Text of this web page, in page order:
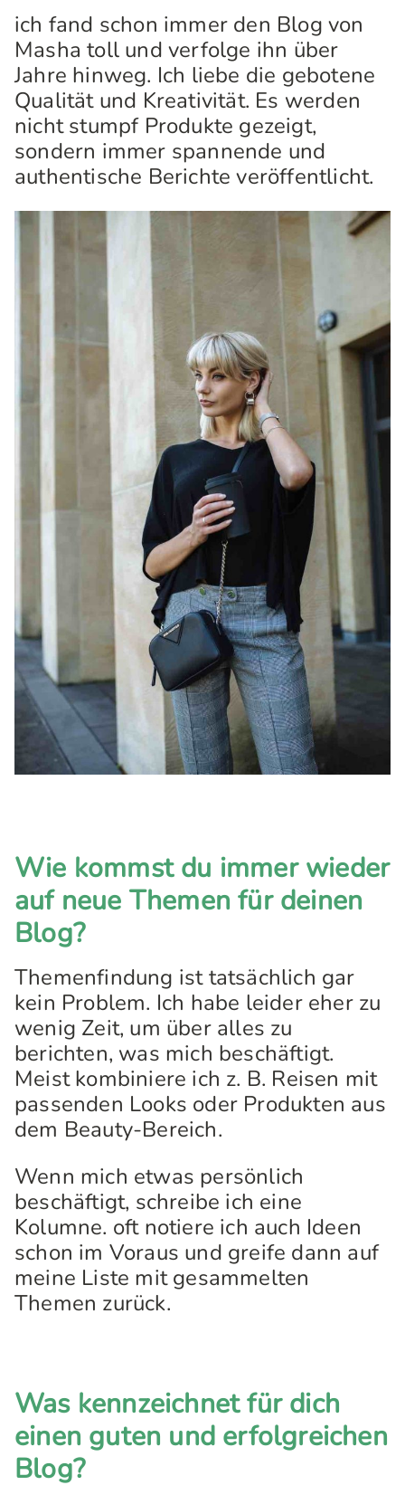
ich fand schon immer den Blog von
Masha toll und verfolge ihn über
Jahre hinweg. Ich liebe die gebotene
Qualität und Kreativität. Es werden
nicht stumpf Produkte gezeigt,
sondern immer spannende und
authentische Berichte veröffentlicht.
Wie kommst du immer wieder
auf neue Themen für deinen
Blog?
Themenfindung ist tatsächlich gar
kein Problem. Ich habe leider eher zu
wenig Zeit, um über alles zu
berichten, was mich beschäftigt.
Meist kombiniere ich z. B. Reisen mit
passenden Looks oder Produkten aus
dem Beauty-Bereich.
Wenn mich etwas persönlich
beschäftigt, schreibe ich eine
Kolumne. oft notiere ich auch Ideen
schon im Voraus und greife dann auf
meine Liste mit gesammelten
Themen zurück.
Was kennzeichnet für dich
einen guten und erfolgreichen
Blog?